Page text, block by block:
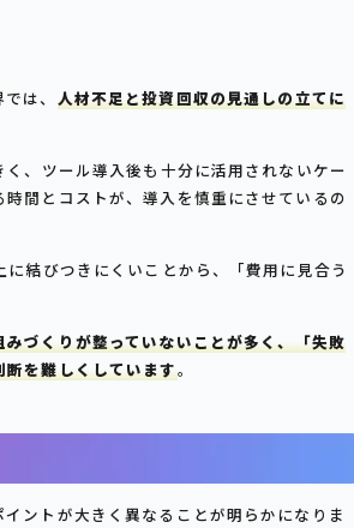
は、 人材不足と投資回収の見通しの立てに
、ツール導入後も十分に活用されないケー
間とコストが、導入を慎重にさせているの
結びつきにくいことから、「費用に見合う
づくりが整っていないことが多く、「失敗
を難しくしています。
ントが大きく異なることが明らかになりま